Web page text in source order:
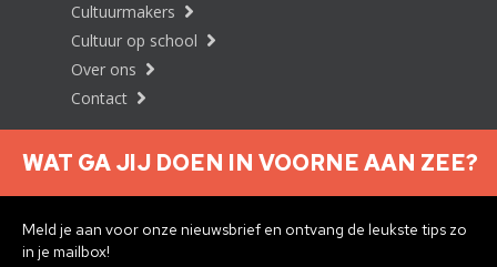
Cultuurmakers
Cultuur op school
Over ons
Contact
Nieuwsbrief aanmelden
WAT GA JIJ DOEN IN VOORNE AAN ZEE?
Meld je aan voor onze nieuwsbrief en ontvang de leukste tips zo
in je mailbox!